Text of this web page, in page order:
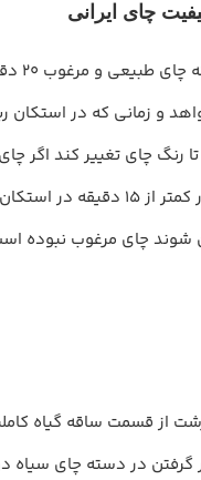
چای ایرانی
توجه
رنگ چای تغییر کند اگر
زمان دم بکشد یا در کمتر از 15
شوند چای مرغوب نبوده
از قسمت ساقه گیاه
گرفتن در دسته چای سیاه